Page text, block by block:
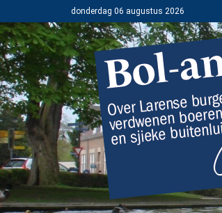
naar
de
inhoud
donderdag 06 augustus 2026